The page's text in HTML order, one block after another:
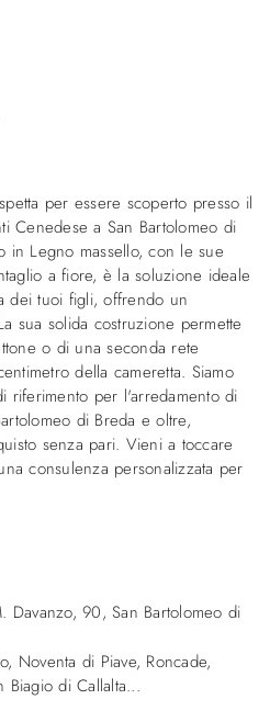
per essere scoperto presso il
Cenedese a San Bartolomeo di
in Legno massello, con le sue
a fiore, è la soluzione ideale
dei tuoi figli, offrendo un
sua solida costruzione permette
o di una seconda rete
della cameretta. Siamo
riferimento per l'arredamento di
di Breda e oltre,
senza pari. Vieni a toccare
consulenza personalizzata per
Davanzo, 90,San Bartolomeo di
Noventa di Piave, Roncade,
Biagio di Callalta...